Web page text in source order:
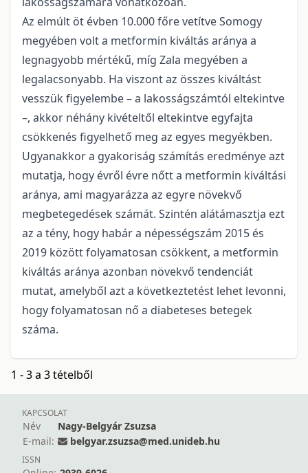
Az elmúlt öt évben 10.000 főre vetítve Somogy
megyében volt a metformin kiváltás aránya a
legnagyobb mértékű, míg Zala megyében a
legalacsonyabb. Ha viszont az összes kiváltást
vesszük figyelembe – a lakosságszámtól eltekintve
–, akkor néhány kivételtől eltekintve egyfajta
csökkenés figyelhető meg az egyes megyékben.
Ugyanakkor a gyakoriság számítás eredménye azt
mutatja, hogy évről évre nőtt a metformin kiváltási
aránya, ami magyarázza az egyre növekvő
megbetegedések számát. Szintén alátámasztja ezt
az a tény, hogy habár a népességszám 2015 és
2019 között folyamatosan csökkent, a metformin
kiváltás aránya azonban növekvő tendenciát
mutat, amelyből azt a következtetést lehet levonni,
hogy folyamatosan nő a diabeteses betegek
száma.
1 - 3 a 3 tételből
KAPCSOLAT
Név
Nagy-Belgyár Zsuzsa
E-mail:
belgyar.zsuzsa@med.unideb.hu
ISSN